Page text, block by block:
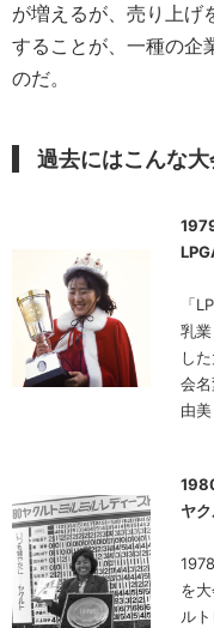
が増えるが、売り上げ
することが、一種の企
のだ。
過去にはこんな大
「
乳
し
会
由美
ヤ
を
ル